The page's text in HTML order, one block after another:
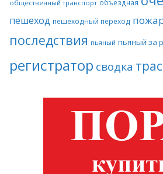
общественный транспорт объездная
пешеход пешеходный переход
последствия пьяный пьяный за
регистратор сводка